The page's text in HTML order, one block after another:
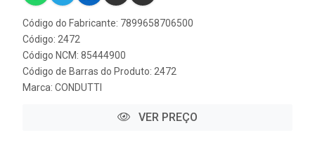
Código do Fabricante: 7899658706500
Código: 2472
Código NCM: 85444900
Código de Barras do Produto: 2472
Marca: CONDUTTI
VER PREÇO